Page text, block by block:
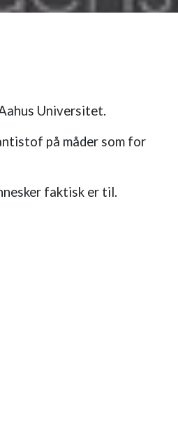
Universitet.
på måder som for
faktisk er til.